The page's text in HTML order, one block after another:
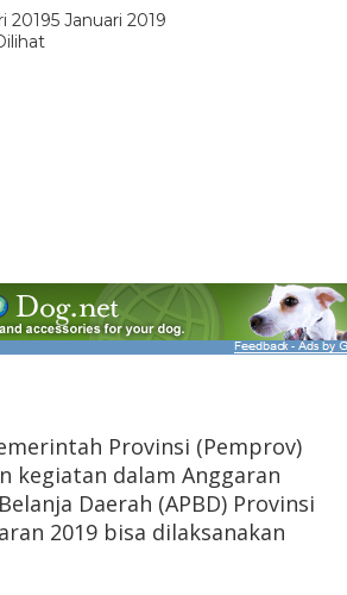
20195 Januari 2019
Provinsi (Pemprov)
kegiatan dalam Anggaran
Daerah (APBD) Provinsi
2019 bisa dilaksanakan